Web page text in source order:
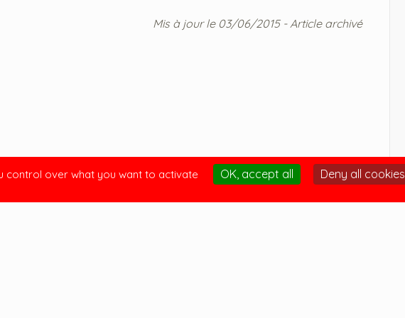
Mis à jour le 03/06/2015 - Article archivé
control over what you want to activate OK, accept all Deny all cookies